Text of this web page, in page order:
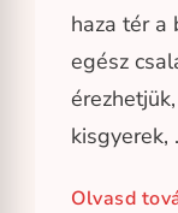
haza tér a
egész
kisgyerek,
Olvasd